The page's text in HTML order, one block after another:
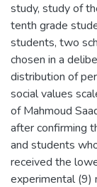
study, study of
tenth grade
students, two
chosen in a
distribution of
social values
of Mahmoud
after confirming
and students
received the
experimental (9)